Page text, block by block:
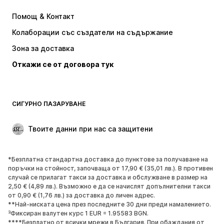
new balance
Помощ & Контакт
Колаборации със създатели на съдържание
Зона за доставка
Откажи се от договора тук
СИГУРНО ПАЗАРУВАНЕ
Твоите данни при нас са защитени
*Безплатна стандартна доставка до пунктове за получаване на
поръчки на стойност, започваща от 17,90 € (35,01 лв.). В противен
случай се прилагат такси за доставка и обслужване в размер на
2,50 € (4,89 лв.). Възможно е да се начислят допълнителни такси
от 0,90 € (1,76 лв.) за доставка до личен адрес.
**Най-ниската цена през последните 30 дни преди намалението.
³Фиксиран валутен курс 1 EUR = 1.95583 BGN.
****Безплатно от всички мрежи в България. При обаждания от